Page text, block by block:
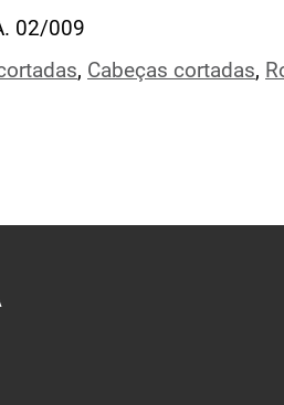
02/009
, Cabeças cortadas,